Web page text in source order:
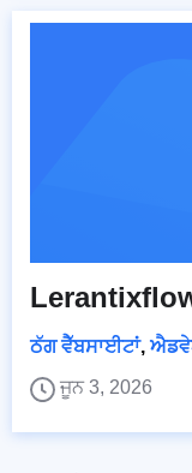
ਠੱਗ ਵੈੱਬਸਾਈਟਾਂ,
ਜੂਨ 3, 2026